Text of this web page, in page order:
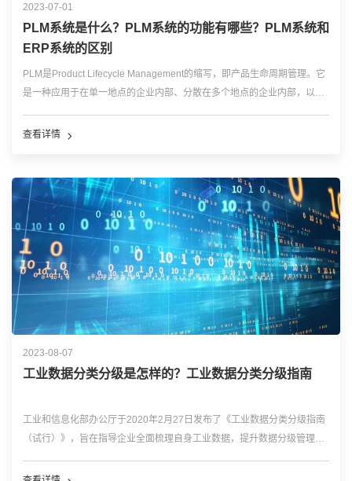
2023-07-01
PLM系统是什么？PLM系统的功能有哪些？PLM系统和
ERP系统的区别
PLM是Product Lifecycle Management的缩写，即产品生命周期管理。它
是一种应用于在单一地点的企业内部、分散在多个地点的企业内部，以及
查看详情
2023-08-07
工业数据分类分级是怎样的？工业数据分类分级指南
工业和信息化部办公厅于2020年2月27日发布了《工业数据分类分级指南
（试行）》，旨在指导企业全面梳理自身工业数据，提升数据分级管理能
公厅发布的《工业数据分类分级指南（试行）》，将工业数据分为以下几